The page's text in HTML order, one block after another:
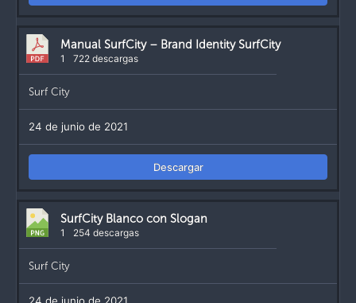
Manual SurfCity – Brand Identity SurfCity
1 722 descargas
Surf City
24 de junio de 2021
Descargar
SurfCity Blanco con Slogan
1 254 descargas
Surf City